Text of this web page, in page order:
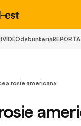
VIDEOdebunkeria
rosie americana